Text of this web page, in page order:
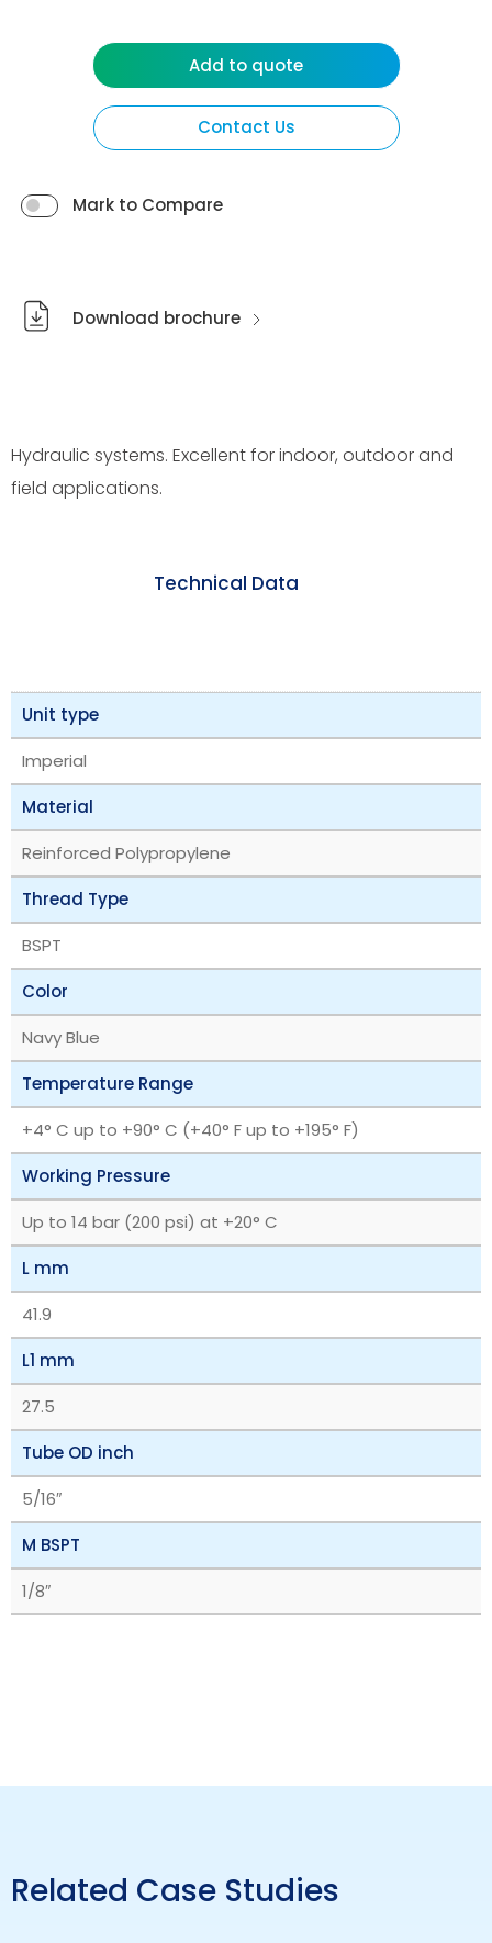
Contact Us
Mark to Compare
Add to quote
Download brochure
Hydraulic systems. Excellent for indoor, outdoor and
field applications.
Technical Data
Unit type
Imperial
Material
Reinforced Polypropylene
Thread Type
BSPT
Color
Navy Blue
Temperature Range
+4° C up to +90° C (+40° F up to +195° F)
Working Pressure
Up to 14 bar (200 psi) at +20° C
L mm
41.9
L1 mm
27.5
Tube OD inch
5/16″
M BSPT
1/8″
Related Case Studies